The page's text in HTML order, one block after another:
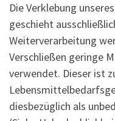
Die Verklebung
geschieht
Weiterverarbeitung
Verschließen geringe
verwendet. Dieser ist
diesbezüglich als